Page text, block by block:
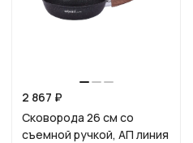
2 867 ₽
Сковорода 26 см со
съемной ручкой, АП линия